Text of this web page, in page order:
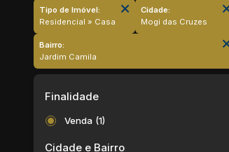
Tipo de Imóvel:
Residencial » Casa
Cidade:
Mogi das Cruzes
Bairro:
Jardim Camila
Finalidade
Venda (1)
Cidade e Bairro